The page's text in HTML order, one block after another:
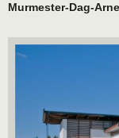
Murmester-Dag-